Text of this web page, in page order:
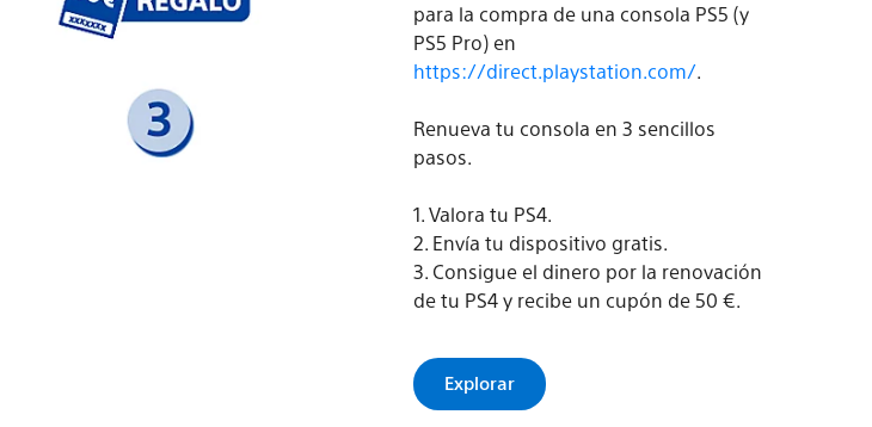
para la compra de una consola PS5 (y
PS5 Pro) en
https://direct.playstation.com/.
Renueva tu consola en 3 sencillos
pasos.
1. Valora tu PS4.
2. Envía tu dispositivo gratis.
3. Consigue el dinero por la renovación
de tu PS4 y recibe un cupón de 50 €.
Explorar